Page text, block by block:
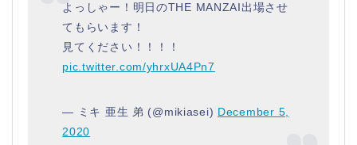
よっしゃー！明日のTHE MANZAI出場させ
てもらいます！
見てください！！！！
pic.twitter.com/yhrxUA4Pn7
— ミキ 亜生 弟 (@mikiasei) December 5,
2020